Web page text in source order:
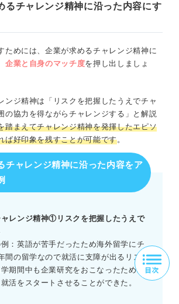
チャレンジ精神に沿った内容にす
ためには、企業が求めるチャレンジ精神に
企業と自身のマッチ度を押し出しましょ
ンジ精神は「リスクを把握したうえでチャ
の協力を得ながらチャレンジする」と解説
踏まえてチャレンジ精神を発揮したエピソ
ば好印象を残すことが可能です。
チャレンジ精神に沿った内容をア
レンジ精神①リスクを把握したうえで
：英語が苦手だったため海外留学にチ
間の留学なので就活に支障が出るリスク
期間中も企業研究をおこなったため出
活をスタートさせることができた。